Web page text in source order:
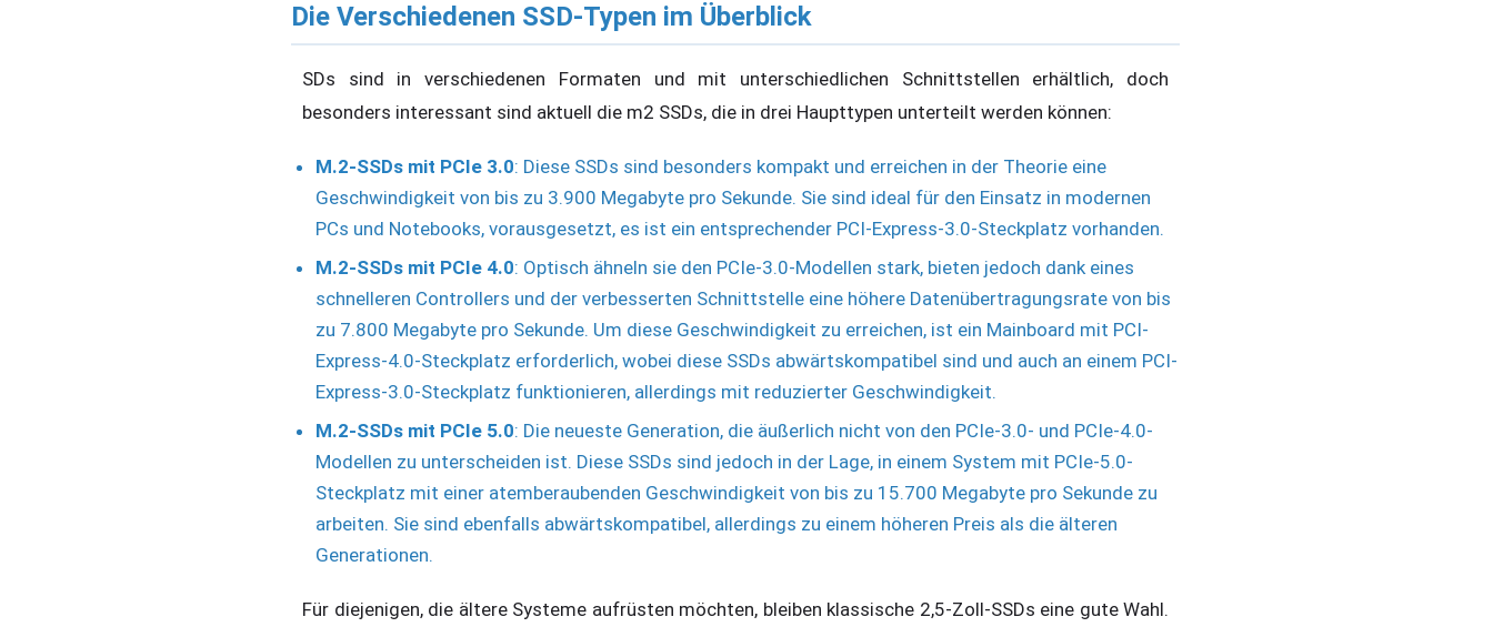
Die Verschiedenen SSD-Typen im Überblick
SDs sind in verschiedenen Formaten und mit unterschiedlichen Schnittstellen erhältlich, doch
besonders interessant sind aktuell die m2 SSDs, die in drei Haupttypen unterteilt werden können:
M.2-SSDs mit PCIe 3.0: Diese SSDs sind besonders kompakt und erreichen in der Theorie eine
Geschwindigkeit von bis zu 3.900 Megabyte pro Sekunde. Sie sind ideal für den Einsatz in modernen
PCs und Notebooks, vorausgesetzt, es ist ein entsprechender PCI-Express-3.0-Steckplatz vorhanden.
M.2-SSDs mit PCIe 4.0: Optisch ähneln sie den PCIe-3.0-Modellen stark, bieten jedoch dank eines
schnelleren Controllers und der verbesserten Schnittstelle eine höhere Datenübertragungsrate von bis
zu 7.800 Megabyte pro Sekunde. Um diese Geschwindigkeit zu erreichen, ist ein Mainboard mit PCI-
Express-4.0-Steckplatz erforderlich, wobei diese SSDs abwärtskompatibel sind und auch an einem PCI-
Express-3.0-Steckplatz funktionieren, allerdings mit reduzierter Geschwindigkeit.
M.2-SSDs mit PCIe 5.0: Die neueste Generation, die äußerlich nicht von den PCIe-3.0- und PCIe-4.0-
Modellen zu unterscheiden ist. Diese SSDs sind jedoch in der Lage, in einem System mit PCIe-5.0-
Steckplatz mit einer atemberaubenden Geschwindigkeit von bis zu 15.700 Megabyte pro Sekunde zu
arbeiten. Sie sind ebenfalls abwärtskompatibel, allerdings zu einem höheren Preis als die älteren
Generationen.
Für diejenigen, die ältere Systeme aufrüsten möchten, bleiben klassische 2,5-Zoll-SSDs eine gute Wahl.